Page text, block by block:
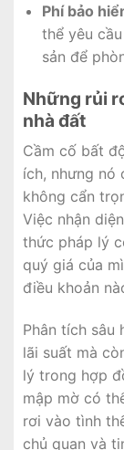
Phí bảo
thể yêu
sản để
Những rủi
nhà đất
Cầm cố bất
ích, nhưng nó
không cẩn
Việc nhận
thức pháp lý
quý giá của
điều khoản
Phân tích sâu
lãi suất mà
lý trong hợp
mập mờ có
rơi vào tình
chủ quan và